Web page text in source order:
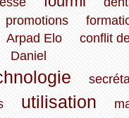
promotions
Arpad Elo
conflit
Daniel
utilisation